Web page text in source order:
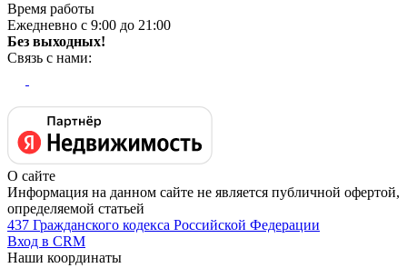
Время работы
Ежедневно с 9:00 до 21:00
Без выходных!
Связь с нами:
О сайте
Информация на данном сайте не является публичной офертой,
определяемой статьей
437 Гражданского кодекса Российской Федерации
Вход в CRM
Наши координаты